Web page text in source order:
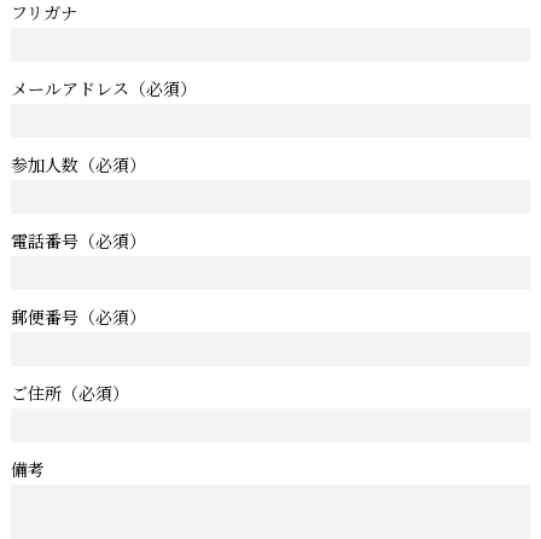
フリガナ
メールアドレス （必須）
参加人数（必須）
電話番号（必須）
郵便番号（必須）
ご住所（必須）
備考